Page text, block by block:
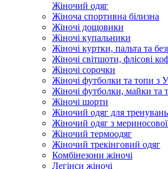
Жіночий одяг
Жіноча спортивна білизна
Жіночі дощовики
Жіночі купальники
Жіночі куртки, пальта та
Жіночі світшоти, флісові
Жіночі сорочки
Жіночі футболки та топи з
Жіночі футболки, майки та
Жіночі шорти
Жіночий одяг для тренувань
Жіночий одяг з
Жіночий термоодяг
Жіночий трекінговий одяг
Комбінезони жіночі
Легінси жіночі